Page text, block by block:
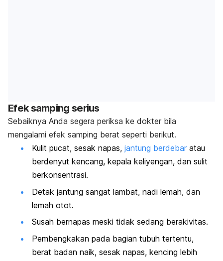
Efek samping serius
Sebaiknya Anda segera periksa ke dokter bila
mengalami efek samping berat seperti berikut.
Kulit pucat, sesak napas, jantung berdebar atau
berdenyut kencang, kepala keliyengan, dan sulit
berkonsentrasi.
Detak jantung sangat lambat, nadi lemah, dan
lemah otot.
Susah bernapas meski tidak sedang berakivitas.
Pembengkakan pada bagian tubuh tertentu,
berat badan naik, sesak napas, kencing lebih